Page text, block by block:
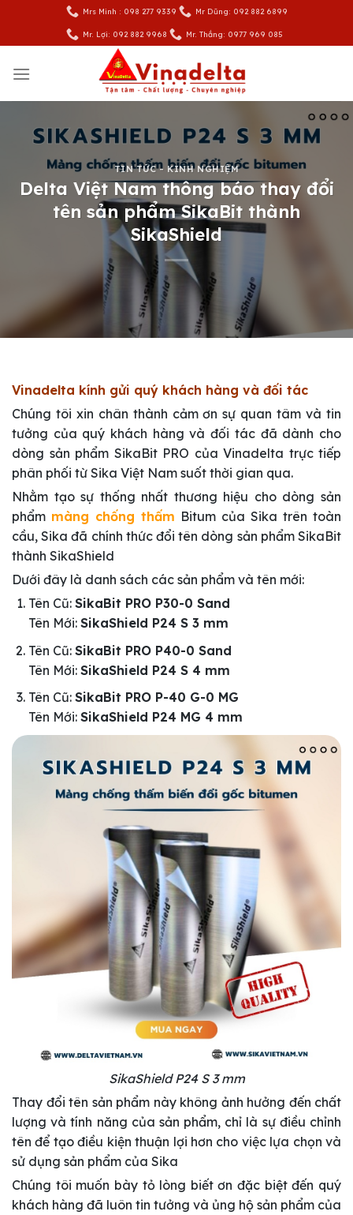
content
Mrs Minh : 098 277 9339 Mr Dũng: 092 882 6899
Mr. Lợi: 092 882 9968 Mr. Thắng: 0977 969 085
TIN TỨC - KINH NGHIỆM
Delta Việt Nam thông báo thay đổi
tên sản phẩm SikaBit thành
SikaShield
Vinadelta kính gửi quý khách hàng và đối tác
Chúng tôi xin chân thành cảm ơn sự quan tâm và tin
tưởng của quý khách hàng và đối tác đã dành cho
dòng sản phẩm SikaBit PRO của Vinadelta trực tiếp
phân phối từ Sika Việt Nam suốt thời gian qua.
Nhằm tạo sự thống nhất thương hiệu cho dòng sản
phẩm màng chống thấm Bitum của Sika trên toàn
cầu, Sika đã chính thức đổi tên dòng sản phẩm SikaBit
thành SikaShield
Dưới đây là danh sách các sản phẩm và tên mới:
Tên Cũ: SikaBit PRO P30-0 Sand
Tên Mới: SikaShield P24 S 3 mm
Tên Cũ: SikaBit PRO P40-0 Sand
Tên Mới: SikaShield P24 S 4 mm
Tên Cũ: SikaBit PRO P-40 G-0 MG
Tên Mới: SikaShield P24 MG 4 mm
SikaShield P24 S 3 mm
Thay đổi tên sản phẩm này không ảnh hưởng đến chất
lượng và tính năng của sản phẩm, chỉ là sự điều chỉnh
tên để tạo điều kiện thuận lợi hơn cho việc lựa chọn và
sử dụng sản phẩm của Sika
Chúng tôi muốn bày tỏ lòng biết ơn đặc biệt đến quý
khách hàng đã luôn tin tưởng và ủng hộ sản phẩm của